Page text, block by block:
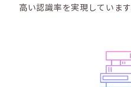
高い認識率を実現しています